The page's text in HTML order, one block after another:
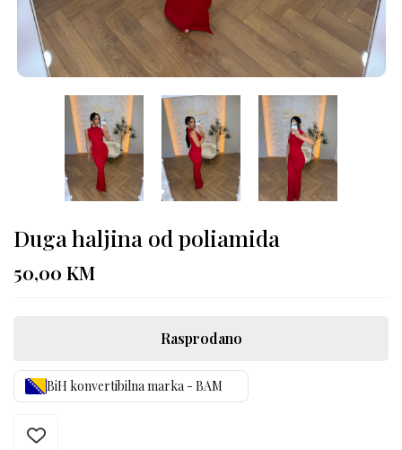
Duga haljina od poliamida
50,00 KM
Rasprodano
BiH konvertibilna marka - BAM